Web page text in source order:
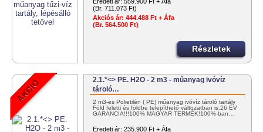
(Br. 711.073 Ft)
Akciós ár: 444.488 Ft + Áfa
(Br. 564.500 Ft)
Részletek
2.1.*<> PE. H2O - 2 m3 - műanyag ivóvíz
tároló…
2 m3-es Polietilén ( PE) műanyag ivóvíz tároló tartály
Föld feletti és földbe telepíthető változatban is.26 ÉV
GARANCIA!!!100% MAGYAR TERMÉK!100%-ban…
Eredeti ár: 235.900 Ft + Áfa